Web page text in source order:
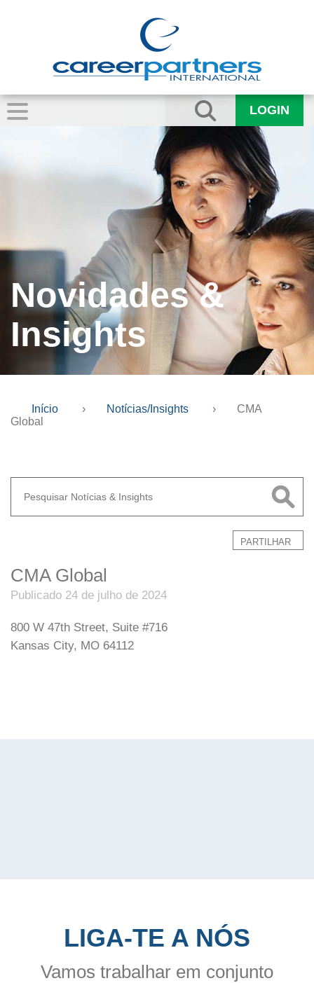
LOGIN
Novidades &
Insights
Início › Notícias/Insights ›
CMA
Global
PARTILHAR
CMA Global
Publicado 24 de julho de 2024
800 W 47th Street, Suite #716
Kansas City, MO 64112
LIGA-TE A NÓS
Vamos trabalhar em conjunto